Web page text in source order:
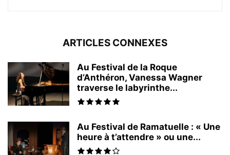
ARTICLES CONNEXES
Au Festival de la Roque
d’Anthéron, Vanessa Wagner
traverse le labyrinthe...
Au Festival de Ramatuelle : « Une
heure à t’attendre » ou une...